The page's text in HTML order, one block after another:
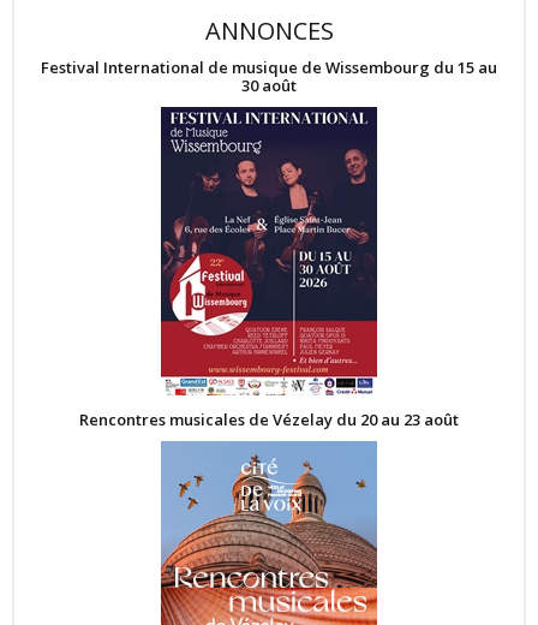
ANNONCES
Festival International de musique de Wissembourg du 15 au
30 août
Rencontres musicales de Vézelay du 20 au 23 août